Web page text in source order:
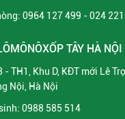
0964 127 499 - 024
TÂY HÀ NỘI
- TH1, Khu D, KĐT mới Lê
Nội, Hà Nội
0988 585 514